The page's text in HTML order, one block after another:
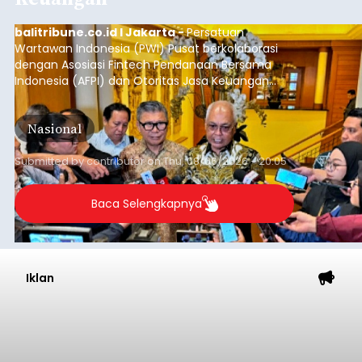
balitribune.co.id I Jakarta -Persatuan
Wartawan Indonesia (PWI) Pusat berkolaborasi
dengan Asosiasi Fintech Pendanaan Bersama
Indonesia (AFPI) dan Otoritas Jasa Keuangan
(OJK) menggelar Workshop bertajuk "Pintar
untuk Inklusi Keuangan: Jurnalisme untuk
Kepentingan Publik" di Aryaduta Hotel (Tugu
Tani) Jakarta, Kamis (6/8/2026).
Nasional
Submitted bycontributoronThu, 08/06/2026 - 20:05
Baca Selengkapnya
Iklan